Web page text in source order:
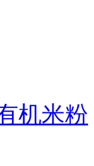
机米粉